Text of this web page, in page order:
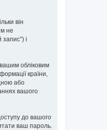
він
не
і
обліковим
країни,
або
вашого
до вашого
ваш пароль.